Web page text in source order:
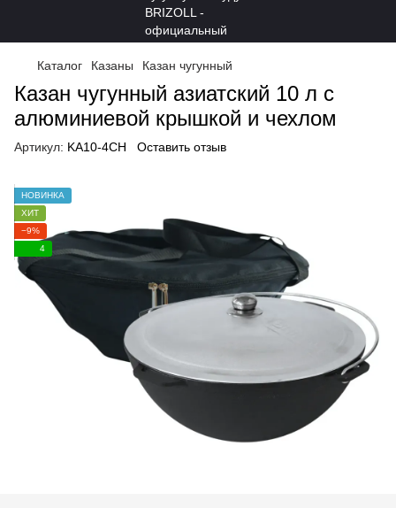
Каталог Казаны Казан чугунный
Казан чугунный азиатский 10 л с
алюминиевой крышкой и чехлом
Артикул: KA10-4CH Оставить отзыв
НОВИНКА
ХИТ
−9%
4